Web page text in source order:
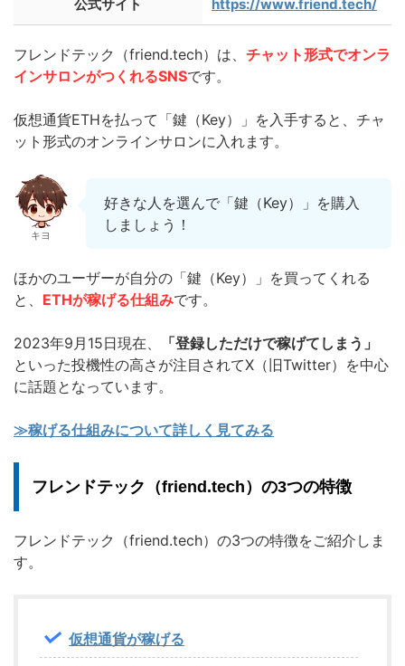
公式サイト https://www.friend.tech/
フレンドテック（friend.tech）は、 チャット形式でオンラ
インサロンがつくれるSNSです。
仮想通貨ETHを払って「鍵（Key）」を入手すると、チャ
ット形式のオンラインサロンに入れます。
キヨ
好きな人を選んで「鍵（Key）」を購入
しましょう！
ほかのユーザーが自分の「鍵（Key）」を買ってくれる
と、 ETHが稼げる仕組みです。
2023年9月15日現在、
「登録しただけで稼げてしまう」
といった投機性の高さが注目されてX（旧Twitter）を中心
に話題となっています。
≫稼げる仕組みについて詳しく見てみる
フレンドテック（friend.tech）の3つの特徴
フレンドテック（friend.tech）の3つの特徴をご紹介しま
す。
仮想通貨が稼げる